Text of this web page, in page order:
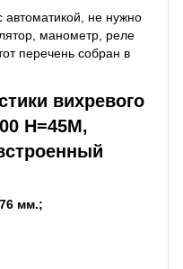
автоматикой, не нужно
манометр, реле
перечень собран в
вихревого
Н=45М,
76 мм.;